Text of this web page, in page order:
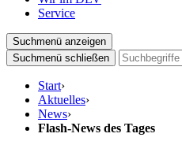
Service
Suchmenü anzeigen
Suchmenü schließen
Start›
Aktuelles›
News›
Flash-News des Tages